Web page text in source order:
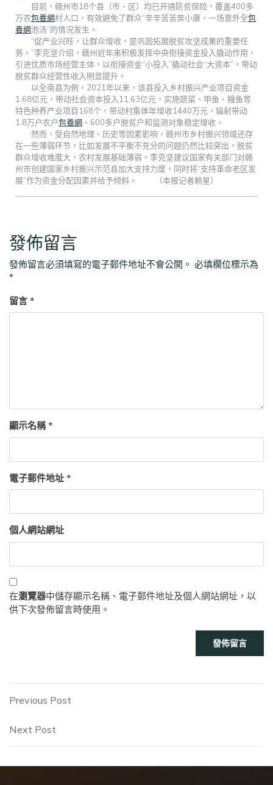
目前，赣州市18个县（市、区）均已开通防贫保险，覆盖400多
万农包養網村人口，有效避免了群众“辛辛苦苦奔小康，一场意外全包
養網泡汤”的情况发生。
“促产业兴旺，让群众增收，是巩固拓展脱贫攻坚成果的重要任
务。”李克坚介绍，赣州近年来积极发挥中央衔接资金投入撬动作用，
引进优质市场经营主体，以衔接资金“小投入”撬动社会“大资本”，带动
脱贫群众经营性收入明显提升。
以全南县为例，2021年以来，该县投入乡村振兴产业项目资金
1.68亿元，带动社会资本投入11.63亿元，实施蔬菜、甲鱼、鳗鱼等
特色种养产业项目168个，带动村集体年增收1440万元，辐射带动
1.8万户农户包養網 、600多户脱贫户和监测对象稳定增收。
然而，受自然地理、历史等因素影响，赣州市乡村振兴领域还存
在一些薄弱环节，比如发展不平衡不充分的问题仍然比较突出，脱贫
群众增收难度大，农村发展基础薄弱。李克坚建议国家有关部门对赣
州市创建国家乡村振兴示范县加大支持力度，同时将“支持革命老区发
展”作为资金分配因素并给予倾斜。 （本报记者赖星）
發佈留言
發佈留言必須填寫的電子郵件地址不會公開。 必填欄位標示為
*
留言 *
顯示名稱*
電子郵件地址 *
個人網站網址
在瀏覽器中儲存顯示名稱、電子郵件地址及個人網站網址，以
供下次發佈留言時使用。
文
章
覽
Previous
Previous Post
Next
Next Post